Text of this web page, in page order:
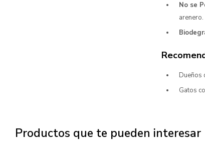
No se
arenero.
Dueños
Gatos
Productos que te pueden interesar